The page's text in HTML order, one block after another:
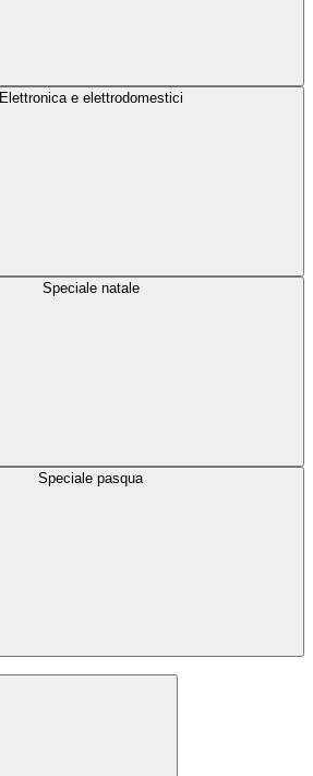
Elettronica e elettrodomestici
Speciale natale
Speciale pasqua